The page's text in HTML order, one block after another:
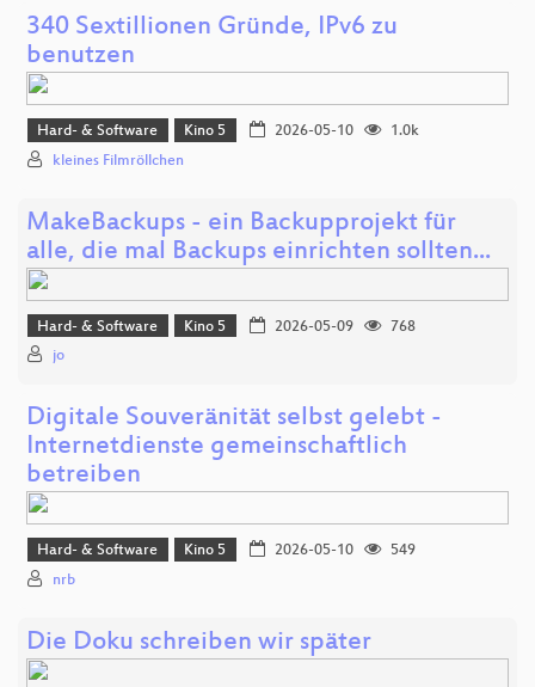
340 Sextillionen Gründe, IPv6 zu
benutzen
Hard- & Software Kino 5 2026-05-10
1.0k
kleines Filmröllchen
MakeBackups - ein Backupprojekt für
alle, die mal Backups einrichten sollten...
Hard- & Software Kino 5 2026-05-09
768
jo
Digitale Souveränität selbst gelebt -
Internetdienste gemeinschaftlich
betreiben
Hard- & Software Kino 5 2026-05-10
549
nrb
Die Doku schreiben wir später